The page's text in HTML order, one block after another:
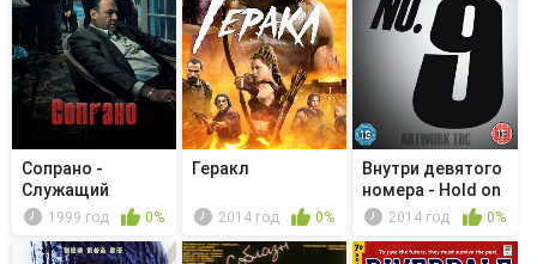
Сопрано -
Служащий
месяца
1999 год 0%
Геракл
2014 год 0%
Внутри девятого
номера - Hold on
Tight!2014 год 0%